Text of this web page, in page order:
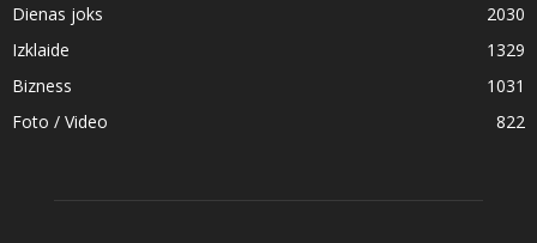
Dienas joks
2030
Izklaide
1329
Bizness
1031
Foto / Video
822